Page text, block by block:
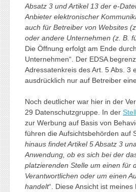
Absatz 3 und Artikel 13 der e-
Anbieter elektronischer
auch für Betreiber von Websites
oder andere Unternehmen (z. B.
Die Öffnung erfolgt am Ende
Unternehmen“. Der EDSA
Adressatenkreis des Art. 5 Abs. 3
ausdrücklich nur auf Betreiber
Noch deutlicher war hier in der
29 Datenschutzgruppe. In der
zur Werbung auf Basis von
führen die Aufsichtsbehörden auf
hinaus findet Artikel 5 Absatz 3
Anwendung, ob es sich bei der
platzierenden Stelle um einen für
Verantwortlichen oder um einen
handelt“. Diese Ansicht ist meines